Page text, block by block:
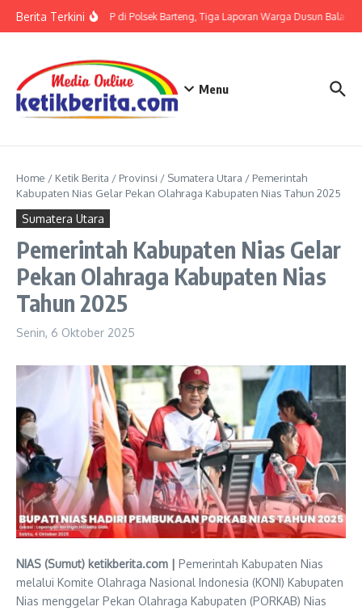
Berita TerkiniTerkait LP di Polsek Barteng, Tiga Laporan Warga Dusun Balaka
Menu
Home / Ketik Berita / Provinsi / Sumatera Utara / Pemerintah
Kabupaten Nias Gelar Pekan Olahraga Kabupaten Nias Tahun 2025
Sumatera Utara
Pemerintah Kabupaten Nias Gelar
Pekan Olahraga Kabupaten Nias
Tahun 2025
Senin, 6 Oktober 2025
NIAS (Sumut) ketikberita.com | Pemerintah Kabupaten Nias
melalui Komite Olahraga Nasional Indonesia (KONI) Kabupaten
Nias menggelar Pekan Olahraga Kabupaten (PORKAB) Nias